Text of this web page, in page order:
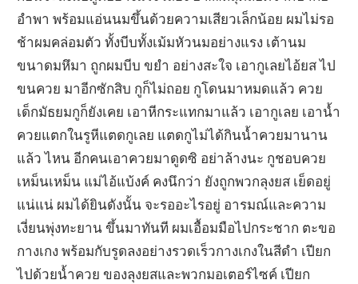
อำพา พร้อมแอ่นนมขึ้นด้วยความเสียวเล็กน้อย ผมไม่รอ
ช้าผมคล่อมตัว ทั้งบีบทั้งเม้มหัวนมอย่างแรง เต้านม
ขนาดมหึมา ถูกผมบีบ ขยำ อย่างสะใจ เอากูเลยไอ้ยส ไป
ขนควย มาอีกซักสิบ กูก็ไม่ถอย กูโดนมาหมดแล้ว ควย
เด็กมัธยมกูก็ยังเคย เอาหีกระแทกมาแล้ว เอากูเลย เอาน้ำ
ควยแตกในรูหีแตดกูเลย แตดกูไม่ได้กินน้ำควยมานาน
แล้ว ไหน อีกคนเอาควยมาดูดซิ อย่าล้างนะ กูชอบควย
เหม็นเหม็น แม่ไอ้แบ้งค์ คงนึกว่า ยังถูกพวกลุงยส เย็ดอยู่
แน่แน่ ผมได้ยินดังนั้น จะรออะไรอยู่ อารมณ์และความ
เงี่ยนพุ่งทะยาน ขึ้นมาทันที ผมเอื้อมมือไปกระชาก ตะขอ
กางเกง พร้อมกับรูดลงอย่างรวดเร็วกางเกงในสีดำ เปียก
ไปด้วยน้ำควย ของลุงยสและพวกมอเตอร์ไซค์ เปียก